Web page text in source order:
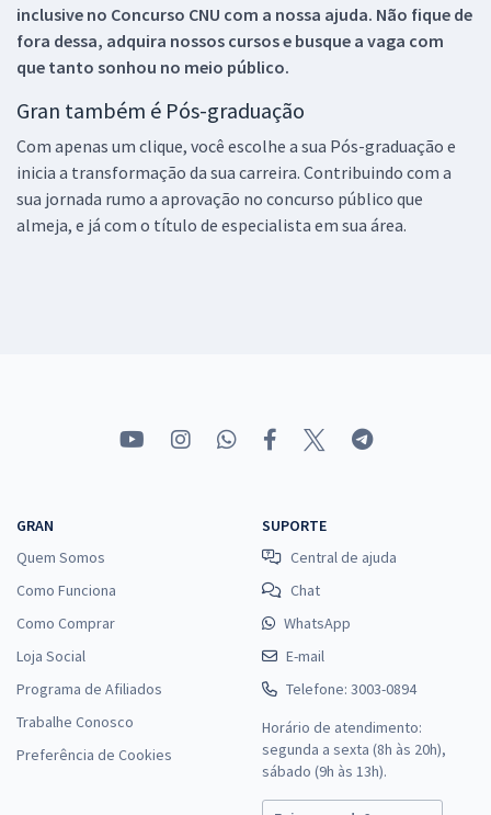
inclusive no Concurso CNU com a nossa ajuda. Não fique de
fora dessa, adquira nossos cursos e busque a vaga com
que tanto sonhou no meio público.
Gran também é Pós-graduação
Com apenas um clique, você escolhe a sua Pós-graduação e
inicia a transformação da sua carreira. Contribuindo com a
sua jornada rumo a aprovação no concurso público que
almeja, e já com o título de especialista em sua área.
GRAN
Quem Somos
Como Funciona
Como Comprar
Loja Social
Programa de Afiliados
Trabalhe Conosco
Preferência de Cookies
SUPORTE
Central de ajuda
Chat
WhatsApp
E-mail
Telefone: 3003-0894
Horário de atendimento:
segunda a sexta (8h às 20h),
sábado (9h às 13h).